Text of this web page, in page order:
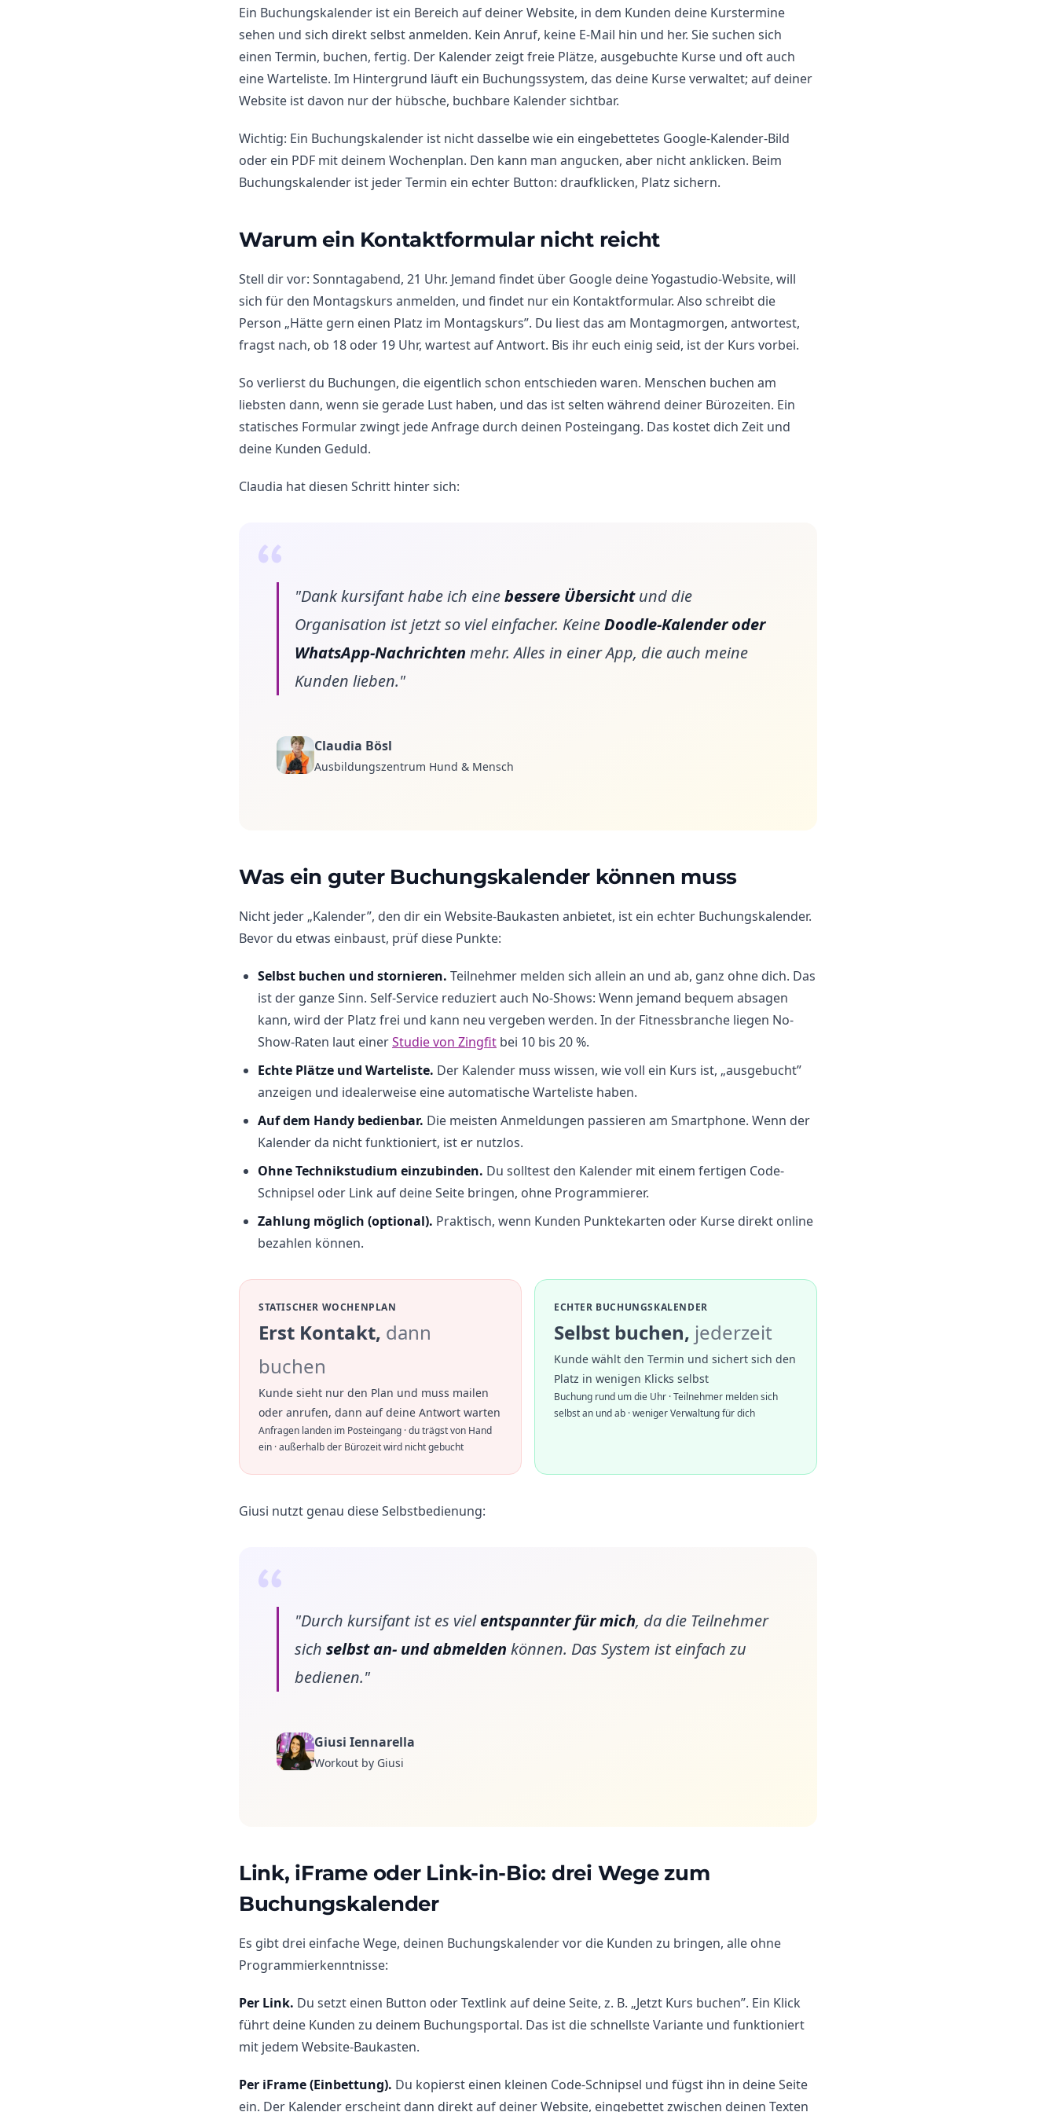
Ein Buchungskalender ist ein Bereich auf deiner Website, in dem Kunden deine Kurstermine
sehen und sich direkt selbst anmelden. Kein Anruf, keine E-Mail hin und her. Sie suchen sich
einen Termin, buchen, fertig. Der Kalender zeigt freie Plätze, ausgebuchte Kurse und oft auch
eine Warteliste. Im Hintergrund läuft ein Buchungssystem, das deine Kurse verwaltet; auf deiner
Website ist davon nur der hübsche, buchbare Kalender sichtbar.
Wichtig: Ein Buchungskalender ist nicht dasselbe wie ein eingebettetes Google-Kalender-Bild
oder ein PDF mit deinem Wochenplan. Den kann man angucken, aber nicht anklicken. Beim
Buchungskalender ist jeder Termin ein echter Button: draufklicken, Platz sichern.
Warum ein Kontaktformular nicht reicht
Stell dir vor: Sonntagabend, 21 Uhr. Jemand findet über Google deine Yogastudio-Website, will
sich für den Montagskurs anmelden, und findet nur ein Kontaktformular. Also schreibt die
Person „Hätte gern einen Platz im Montagskurs”. Du liest das am Montagmorgen, antwortest,
fragst nach, ob 18 oder 19 Uhr, wartest auf Antwort. Bis ihr euch einig seid, ist der Kurs vorbei.
So verlierst du Buchungen, die eigentlich schon entschieden waren. Menschen buchen am
liebsten dann, wenn sie gerade Lust haben, und das ist selten während deiner Bürozeiten. Ein
statisches Formular zwingt jede Anfrage durch deinen Posteingang. Das kostet dich Zeit und
deine Kunden Geduld.
Claudia hat diesen Schritt hinter sich:
"Dank kursifant habe ich einebessere Übersichtund die
Organisation ist jetzt so viel einfacher. KeineDoodle-Kalender oder
WhatsApp-Nachrichten mehr. Alles in einer App, die auch meine
Kunden lieben."
Claudia Bösl
Ausbildungszentrum Hund & Mensch
Was ein guter Buchungskalender können muss
Nicht jeder „Kalender”, den dir ein Website-Baukasten anbietet, ist ein echter Buchungskalender.
Bevor du etwas einbaust, prüf diese Punkte:
Selbst buchen und stornieren. Teilnehmer melden sich allein an und ab, ganz ohne dich. Das
ist der ganze Sinn. Self-Service reduziert auch No-Shows: Wenn jemand bequem absagen
kann, wird der Platz frei und kann neu vergeben werden. In der Fitnessbranche liegen No-
Show-Raten laut einerStudie von Zingfit bei 10 bis 20 %.
Echte Plätze und Warteliste. Der Kalender muss wissen, wie voll ein Kurs ist, „ausgebucht”
anzeigen und idealerweise eine automatische Warteliste haben.
Auf dem Handy bedienbar. Die meisten Anmeldungen passieren am Smartphone. Wenn der
Kalender da nicht funktioniert, ist er nutzlos.
Ohne Technikstudium einzubinden. Du solltest den Kalender mit einem fertigen Code-
Schnipsel oder Link auf deine Seite bringen, ohne Programmierer.
Zahlung möglich (optional). Praktisch, wenn Kunden Punktekarten oder Kurse direkt online
bezahlen können.
STATISCHER WOCHENPLAN
Erst Kontakt, dann
buchen
Kunde sieht nur den Plan und muss mailen
oder anrufen, dann auf deine Antwort warten
Anfragen landen im Posteingang · du trägst von Hand
ein · außerhalb der Bürozeit wird nicht gebucht
ECHTER BUCHUNGSKALENDER
Selbst buchen, jederzeit
Kunde wählt den Termin und sichert sich den
Platz in wenigen Klicks selbst
Buchung rund um die Uhr · Teilnehmer melden sich
selbst an und ab · weniger Verwaltung für dich
Giusi nutzt genau diese Selbstbedienung:
"Durch kursifant ist es vielentspannter für mich, da die Teilnehmer
sich selbst an- und abmelden können. Das System ist einfach zu
bedienen."
Giusi Iennarella
Workout by Giusi
Link, iFrame oder Link-in-Bio: drei Wege zum
Buchungskalender
Es gibt drei einfache Wege, deinen Buchungskalender vor die Kunden zu bringen, alle ohne
Programmierkenntnisse:
Per Link. Du setzt einen Button oder Textlink auf deine Seite, z. B. „Jetzt Kurs buchen”. Ein Klick
führt deine Kunden zu deinem Buchungsportal. Das ist die schnellste Variante und funktioniert
mit jedem Website-Baukasten.
Per iFrame (Einbettung). Du kopierst einen kleinen Code-Schnipsel und fügst ihn in deine Seite
ein. Der Kalender erscheint dann direkt auf deiner Website, eingebettet zwischen deinen Texten